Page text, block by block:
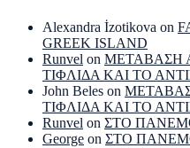
Alexandra İzotikova on
GREEK ISLAND
Runvel on ΜΕΤΑΒΑΣΗ
ΤΙΦΛΙΔΑ ΚΑΙ ΤΟ
John Beles on
ΤΙΦΛΙΔΑ ΚΑΙ ΤΟ
Runvel on ΣΤΟ
George on ΣΤΟ